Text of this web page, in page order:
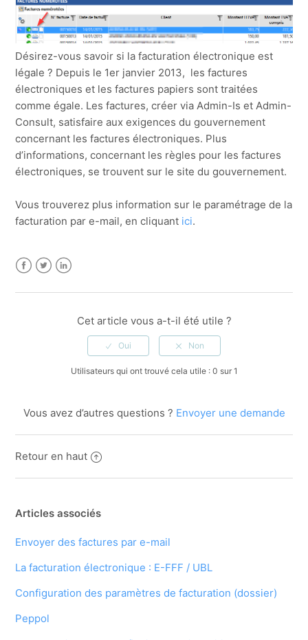
Désirez-vous savoir si la facturation électronique est
légale ? Depuis le 1er janvier 2013, les factures
électroniques et les factures papiers sont traitées
comme égale. Les factures, créer via Admin-Is et Admin-
Consult, satisfaire aux exigences du gouvernement
concernant les factures électroniques. Plus
d’informations, concernant les règles pour les factures
électroniques, se trouvent sur le site du gouvernement.
Vous trouverez plus information sur le paramétrage de la
facturation par e-mail, en cliquant ici.
Cet article vous a-t-il été utile ?
Utilisateurs qui ont trouvé cela utile : 0 sur 1
Vous avez d’autres questions ? Envoyer une demande
Retour en haut
Articles associés
Envoyer des factures par e-mail
La facturation électronique : E-FFF / UBL
Configuration des paramètres de facturation (dossier)
Peppol